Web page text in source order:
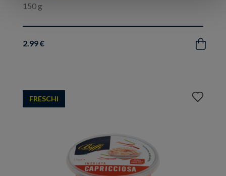
150 g
2.99 € Acquista
FRESCHI
Aggiungi